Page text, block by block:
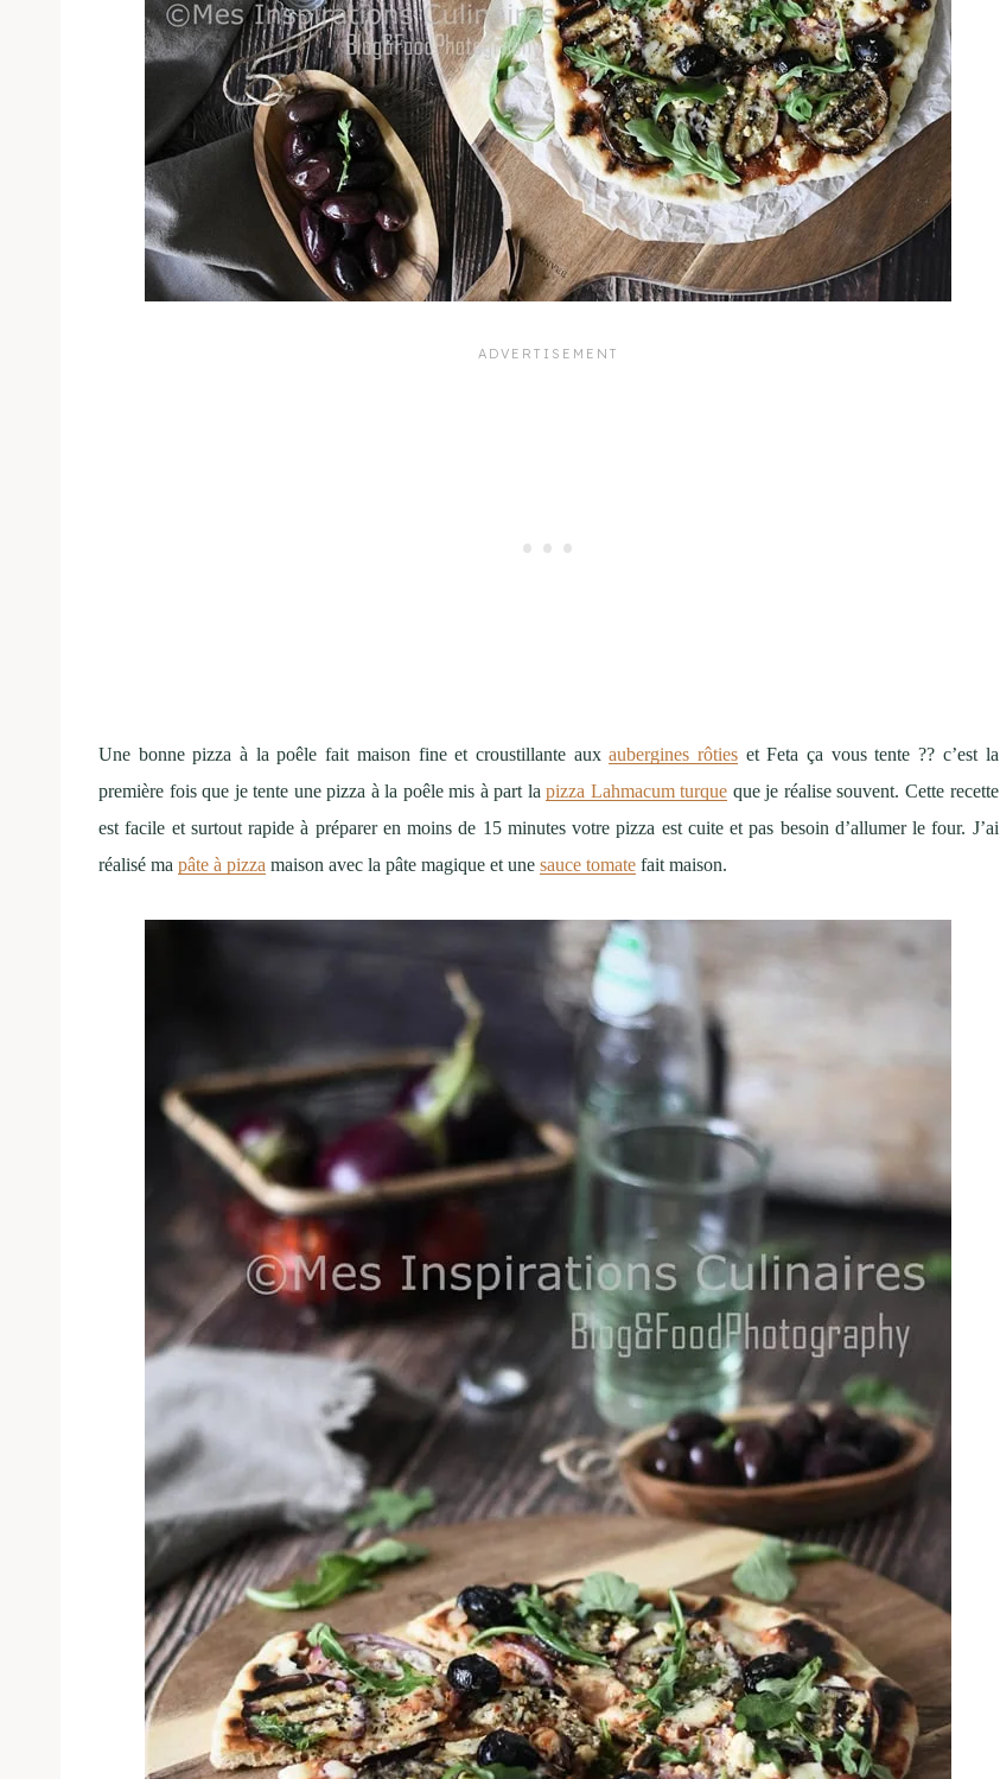
Une bonne pizza à la poêle fait maison fine et croustillante auxaubergines rôties et Feta ça vous tente ?? c’est la
première fois que je tente une pizza à la poêle mis à part lapizza Lahmacum turque que je réalise souvent. Cette recette
est facile et surtout rapide à préparer en moins de 15 minutes votre pizza est cuite et pas besoin d’allumer le four. J’ai
réalisé ma pâte à pizza maison avec la pâte magique et une sauce tomate fait maison.